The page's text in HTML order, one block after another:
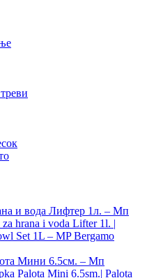
и вода Лифтер 1л. – Мп
hrana i voda Lifter 1l. |
Set 1L – MP Bergamo
Мини 6.5см. – Мп
Palota Mini 6.5sm.| Palota